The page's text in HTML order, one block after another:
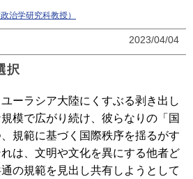
治学研究科教授）
2023/04/04
択
ーラシア大陸にくすぶる剥き出し
模で広がり続け、彼らなりの「国
規範に基づく国際秩序を揺るがす
は、文明や文化を異にする他者ど
の規範を見出し共有しようとして